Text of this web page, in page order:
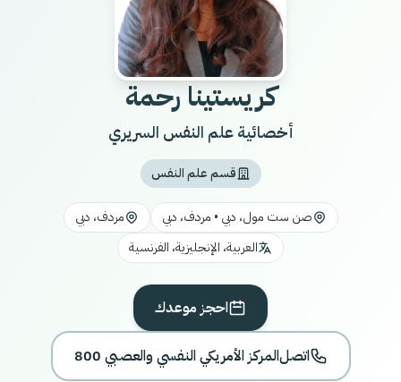
كريستينا رحمة
أخصائية علم النفس السريري
قسم علم النفس
صن ست مول، دبي • مردف، دبي
مردف، دبي
العربية، الإنجليزية، الفرنسية
احجز موعدك
اتصل800 المركز الأمريكي النفسي والعصبي